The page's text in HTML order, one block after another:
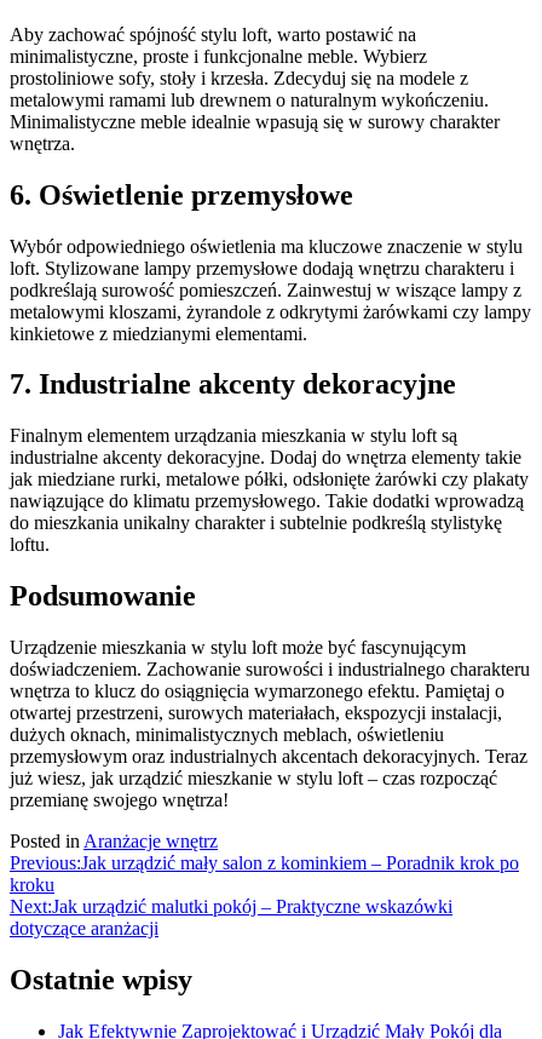
Aby zachować spójność stylu loft, warto postawić na
minimalistyczne, proste i funkcjonalne meble. Wybierz
prostoliniowe sofy, stoły i krzesła. Zdecyduj się na modele z
metalowymi ramami lub drewnem o naturalnym wykończeniu.
Minimalistyczne meble idealnie wpasują się w surowy charakter
wnętrza.
6. Oświetlenie przemysłowe
Wybór odpowiedniego oświetlenia ma kluczowe znaczenie w stylu
loft. Stylizowane lampy przemysłowe dodają wnętrzu charakteru i
podkreślają surowość pomieszczeń. Zainwestuj w wiszące lampy z
metalowymi kloszami, żyrandole z odkrytymi żarówkami czy lampy
kinkietowe z miedzianymi elementami.
7. Industrialne akcenty dekoracyjne
Finalnym elementem urządzania mieszkania w stylu loft są
industrialne akcenty dekoracyjne. Dodaj do wnętrza elementy takie
jak miedziane rurki, metalowe półki, odsłonięte żarówki czy plakaty
nawiązujące do klimatu przemysłowego. Takie dodatki wprowadzą
do mieszkania unikalny charakter i subtelnie podkreślą stylistykę
loftu.
Podsumowanie
Urządzenie mieszkania w stylu loft może być fascynującym
doświadczeniem. Zachowanie surowości i industrialnego charakteru
wnętrza to klucz do osiągnięcia wymarzonego efektu. Pamiętaj o
otwartej przestrzeni, surowych materiałach, ekspozycji instalacji,
dużych oknach, minimalistycznych meblach, oświetleniu
przemysłowym oraz industrialnych akcentach dekoracyjnych. Teraz
już wiesz, jak urządzić mieszkanie w stylu loft – czas rozpocząć
przemianę swojego wnętrza!
Posted in Aranżacje wnętrz
Nawigacja
wpisu
Previous:Jak urządzić mały salon z kominkiem – Poradnik krok po
kroku
Next:Jak urządzić malutki pokój – Praktyczne wskazówki
dotyczące aranżacji
Ostatnie wpisy
Jak Efektywnie Zaprojektować i Urządzić Mały Pokój dla